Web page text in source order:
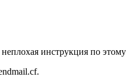
инструкция по